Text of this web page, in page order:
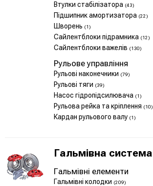
Втулки стабілізатора (43)
Підшипник амортизатора (22)
Шворень (1)
Сайлентблоки підрамника (12)
Сайлентблоки важелів (130)
Рульове управління
Рульові наконечники (79)
Рульові тяги (39)
Насос гідропідсилювача (1)
Рульова рейка та кріплення (10)
Кардан рульового валу (1)
Гальмівна система
Гальмівні елементи
Гальмівні колодки (209)